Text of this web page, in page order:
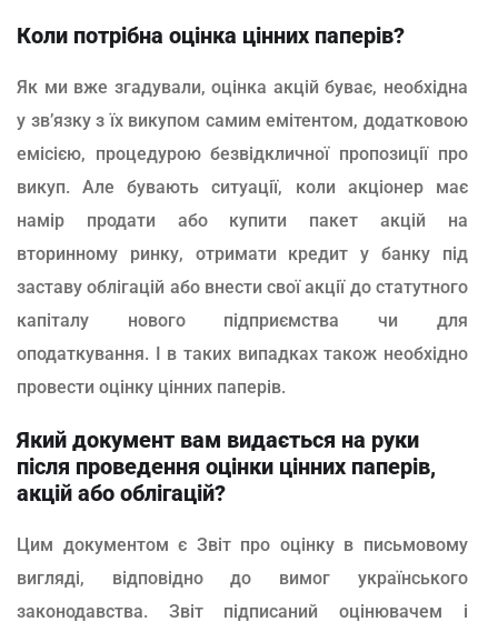
Коли потрібна оцінка цінних паперів?
Як ми вже згадували, оцінка акцій буває, необхідна
у зв’язку з їх викупом самим емітентом, додатковою
емісією, процедурою безвідкличної пропозиції про
викуп. Але бувають ситуації, коли акціонер має
намір продати або купити пакет акцій на
вторинному ринку, отримати кредит у банку під
заставу облігацій або внести свої акції до статутного
капіталу нового підприємства чи для
оподаткування. І в таких випадках також необхідно
провести оцінку цінних паперів.
Який документ вам видається на руки
після проведення оцінки цінних паперів,
акцій або облігацій?
Цим документом є Звіт про оцінку в письмовому
вигляді, відповідно до вимог українського
законодавства. Звіт підписаний оцінювачем і